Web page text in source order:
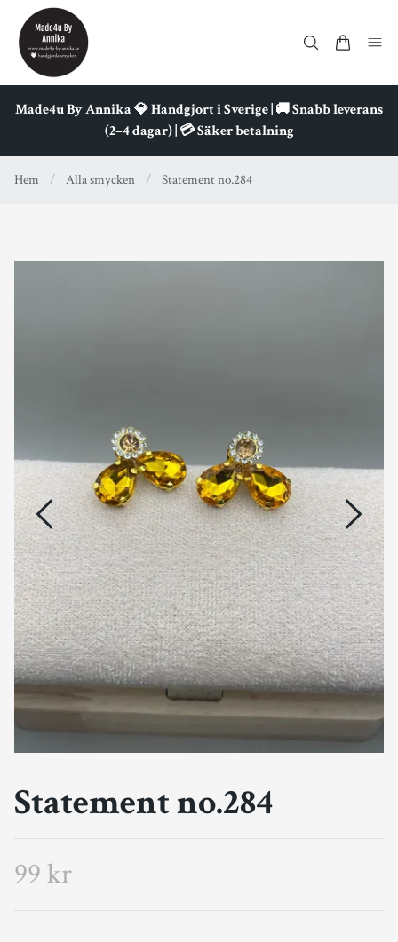
Made4u By Annika 💎 Handgjort i Sverige | 🚚 Snabb leverans
(2–4 dagar) | 💳 Säker betalning
Hem / Alla smycken / Statement no.284
Statement no.284
99 kr